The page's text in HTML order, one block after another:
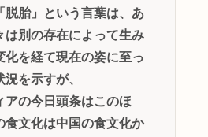
脱胎」という言葉は、あ
は別の存在によって生み
化を経て現在の姿に至っ
を示すが、
アの今日頭条はこのほ
食文化は中国の食文化か